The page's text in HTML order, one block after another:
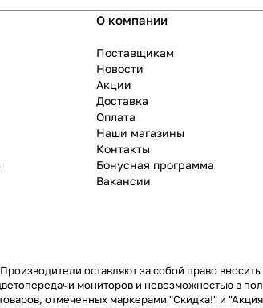
О компании
Поставщикам
Новости
Акции
Доставка
Оплата
Наши магазины
Контакты
Бонусная программа
Вакансии
оставляют за собой право
мониторов и невозможностью в
отмеченных маркерами "Скидка!" и